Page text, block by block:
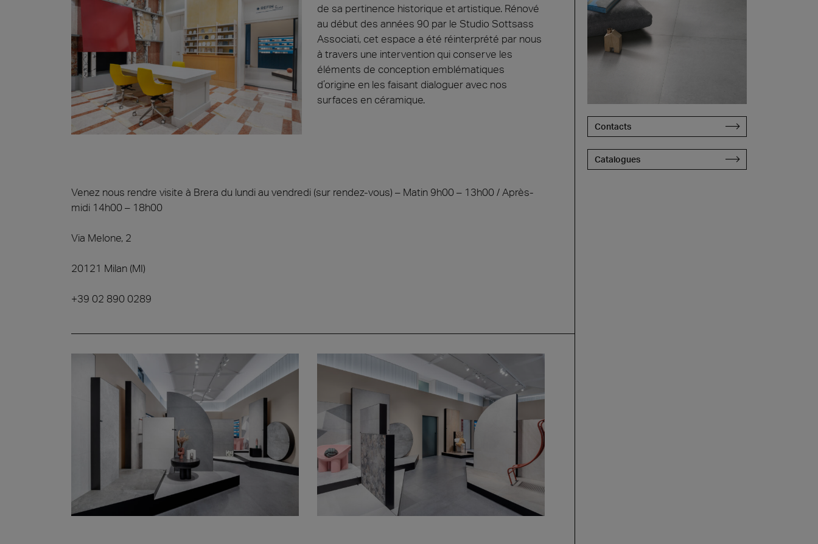
de sa pertinence historique et artistique. Rénové
au début des années 90 par le Studio Sottsass
Associati, cet espace a été réinterprété par nous
à travers une intervention qui conserve les
éléments de conception emblématiques
d’origine en les faisant dialoguer avec nos
surfaces en céramique.
Venez nous rendre visite à Brera du lundi au vendredi (sur rendez-vous) – Matin 9h00 – 13h00 / Après-
midi 14h00 – 18h00
Via Melone, 2
20121 Milan (MI)
+39 02 890 0289
Contacts
Catalogues